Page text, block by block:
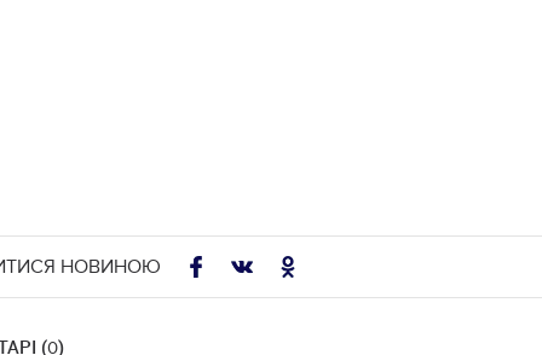
НОВИНОЮ
(0)